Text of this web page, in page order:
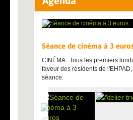
Séance de cinéma à 3
CINÉMA : Tous les premiers
faveur des résidents de
séance.